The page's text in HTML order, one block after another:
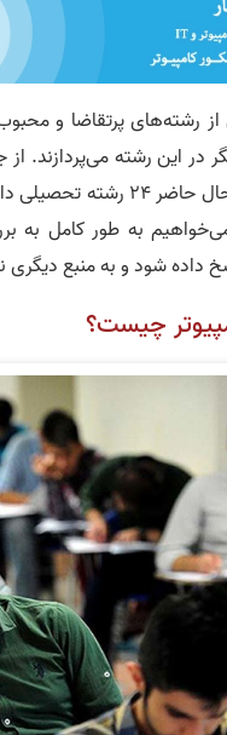
از رشته‌های پرتقاضا و
در این رشته می‌پردازند.
آزمون المپیاد است که
به طور کامل به
داده شود و به منبع دیگری
چیست؟